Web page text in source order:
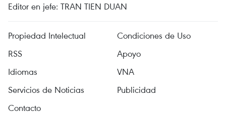
Editor en jefe: TRAN TIEN DUAN
Propiedad Intelectual
Condiciones de Uso
RSS
Apoyo
Idiomas
VNA
Servicios de Noticias
Publicidad
Contacto